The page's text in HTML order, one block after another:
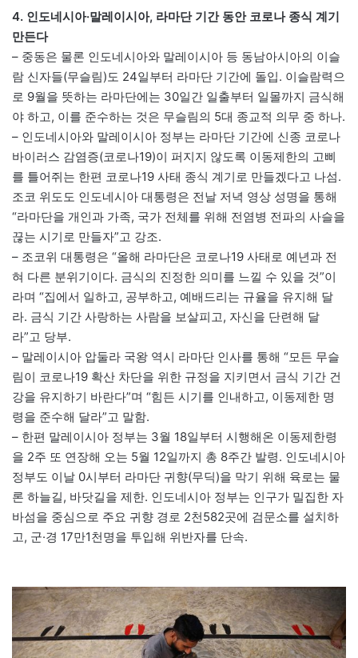
4. 인도네시아·말레이시아, 라마단 기간 동안 코로나 종식 계기
만든다
– 중동은 물론 인도네시아와 말레이시아 등 동남아시아의 이슬
람 신자들(무슬림)도 24일부터 라마단 기간에 돌입. 이슬람력으
로 9월을 뜻하는 라마단에는 30일간 일출부터 일몰까지 금식해
야 하고, 이를 준수하는 것은 무슬림의 5대 종교적 의무 중 하나.
– 인도네시아와 말레이시아 정부는 라마단 기간에 신종 코로나
바이러스 감염증(코로나19)이 퍼지지 않도록 이동제한의 고삐
를 틀어쥐는 한편 코로나19 사태 종식 계기로 만들겠다고 나섬.
조코 위도도 인도네시아 대통령은 전날 저녁 영상 성명을 통해
“라마단을 개인과 가족, 국가 전체를 위해 전염병 전파의 사슬을
끊는 시기로 만들자”고 강조.
– 조코위 대통령은 “올해 라마단은 코로나19 사태로 예년과 전
혀 다른 분위기이다. 금식의 진정한 의미를 느낄 수 있을 것”이
라며 “집에서 일하고, 공부하고, 예배드리는 규율을 유지해 달
라. 금식 기간 사랑하는 사람을 보살피고, 자신을 단련해 달
라”고 당부.
– 말레이시아 압둘라 국왕 역시 라마단 인사를 통해 “모든 무슬
림이 코로나19 확산 차단을 위한 규정을 지키면서 금식 기간 건
강을 유지하기 바란다”며 “힘든 시기를 인내하고, 이동제한 명
령을 준수해 달라”고 말함.
– 한편 말레이시아 정부는 3월 18일부터 시행해온 이동제한령
을 2주 또 연장해 오는 5월 12일까지 총 8주간 발령. 인도네시아
정부도 이날 0시부터 라마단 귀향(무딕)을 막기 위해 육로는 물
론 하늘길, 바닷길을 제한. 인도네시아 정부는 인구가 밀집한 자
바섬을 중심으로 주요 귀향 경로 2천582곳에 검문소를 설치하
고, 군·경 17만1천명을 투입해 위반자를 단속.